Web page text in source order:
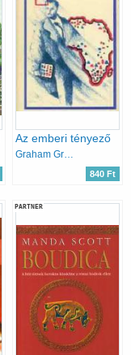
Az emberi tényező
Graham Greene
840 Ft
PARTNER